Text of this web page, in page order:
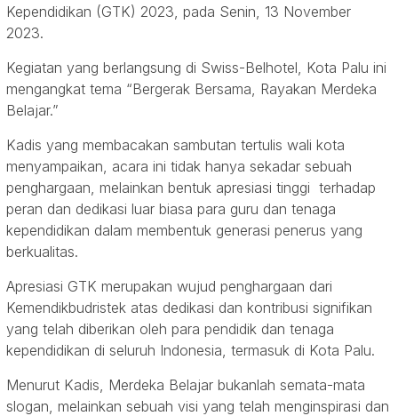
Kependidikan (GTK) 2023, pada Senin, 13 November
2023.
Kegiatan yang berlangsung di Swiss-Belhotel, Kota Palu ini
mengangkat tema “Bergerak Bersama, Rayakan Merdeka
Belajar.”
Kadis yang membacakan sambutan tertulis wali kota
menyampaikan, acara ini tidak hanya sekadar sebuah
penghargaan, melainkan bentuk apresiasi tinggi terhadap
peran dan dedikasi luar biasa para guru dan tenaga
kependidikan dalam membentuk generasi penerus yang
berkualitas.
Apresiasi GTK merupakan wujud penghargaan dari
Kemendikbudristek atas dedikasi dan kontribusi signifikan
yang telah diberikan oleh para pendidik dan tenaga
kependidikan di seluruh Indonesia, termasuk di Kota Palu.
Menurut Kadis, Merdeka Belajar bukanlah semata-mata
slogan, melainkan sebuah visi yang telah menginspirasi dan